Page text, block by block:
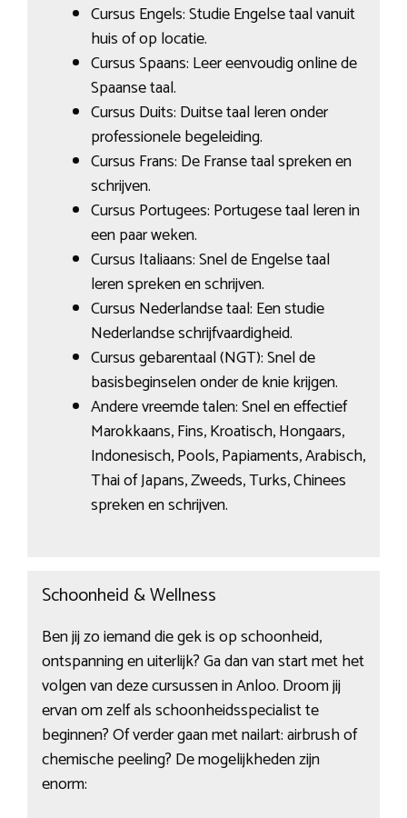
Cursus Engels: Studie Engelse taal vanuit
huis of op locatie.
Cursus Spaans: Leer eenvoudig online de
Spaanse taal.
Cursus Duits: Duitse taal leren onder
professionele begeleiding.
Cursus Frans: De Franse taal spreken en
schrijven.
Cursus Portugees: Portugese taal leren in
een paar weken.
Cursus Italiaans: Snel de Engelse taal
leren spreken en schrijven.
Cursus Nederlandse taal: Een studie
Nederlandse schrijfvaardigheid.
Cursus gebarentaal (NGT): Snel de
basisbeginselen onder de knie krijgen.
Andere vreemde talen: Snel en effectief
Marokkaans, Fins, Kroatisch, Hongaars,
Indonesisch, Pools, Papiaments, Arabisch,
Thai of Japans, Zweeds, Turks, Chinees
spreken en schrijven.
Schoonheid & Wellness
Ben jij zo iemand die gek is op schoonheid,
ontspanning en uiterlijk? Ga dan van start met het
volgen van deze cursussen in Anloo. Droom jij
ervan om zelf als schoonheidsspecialist te
beginnen? Of verder gaan met nailart: airbrush of
chemische peeling? De mogelijkheden zijn
enorm: